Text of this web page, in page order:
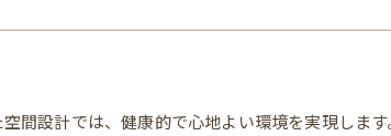
間設計では、健康的で心地よい環境を実現しま